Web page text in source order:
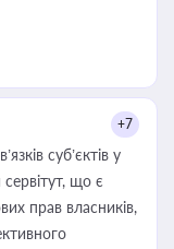
+7
суб’єктів у
що є
прав власників,